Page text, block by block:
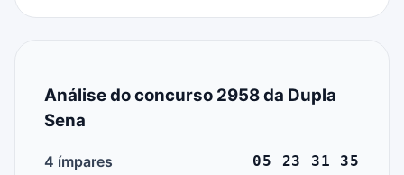
Análise do concurso 2958 da Dupla
Sena
4 ímpares 05 23 31 35